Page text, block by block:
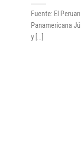
Fuente: El
Panamericana
y [...]